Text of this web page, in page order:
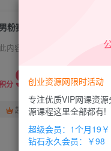
男粉赛道AI新玩法，5分钟一
此内容为付费资源，请付费后查
分 9.8积分19.8
超级会员免费 钻石会员
创业资源网限时活动
专注优质VIP网课资
源课程这里全部都有!
超级会员：1个月19
钻石永久会员：￥98